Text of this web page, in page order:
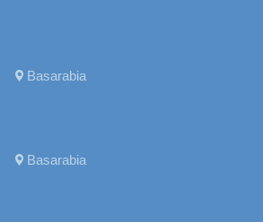
Basarabia
Basarabia